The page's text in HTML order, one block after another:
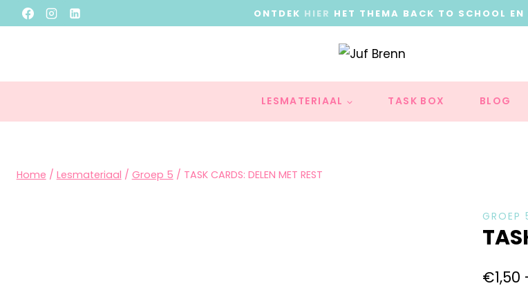
ONTDEK HIER HET THEMA BACK TO SCHOOL EN
LESMATERIAAL TASK BOX BLOG
Home / Lesmateriaal / Groep 5 / TASK CARDS: DELEN MET REST
GROEP
€1,50